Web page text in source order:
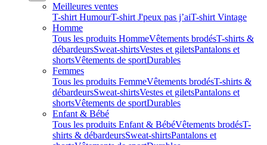
Meilleures ventes
T-shirt HumourT-shirt J'peux pas j’aiT-shirt Vintage
Homme
Tous les produits HommeVêtements brodésT-shirts &
débardeursSweat-shirtsVestes et giletsPantalons et
shortsVêtements de sportDurables
Femmes
Tous les produits FemmeVêtements brodésT-shirts &
débardeursSweat-shirtsVestes et giletsPantalons et
shortsVêtements de sportDurables
Enfant & Bébé
Tous les produits Enfant & BébéVêtements brodésT-
shirts & débardeursSweat-shirtsPantalons et